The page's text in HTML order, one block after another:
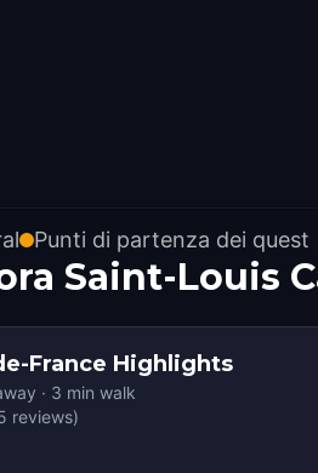
Punti di partenza dei quest
Saint-Louis
France Highlights
· 3 min walk
reviews)